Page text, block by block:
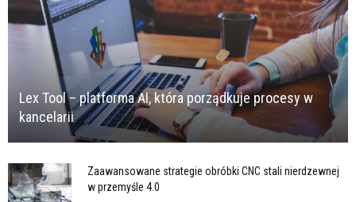
Lex Tool – platforma AI, która porządkuje procesy w
kancelarii
Zaawansowane strategie obróbki CNC stali nierdzewnej
w przemyśle 4.0